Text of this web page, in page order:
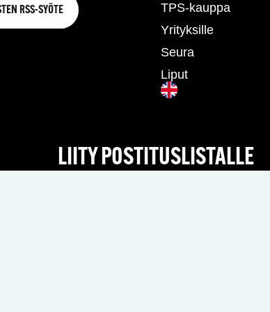
RSS-SYÖTE
TPS-kauppa
Yrityksille
Seura
Liput
LIITY POSTITUSLISTALLE